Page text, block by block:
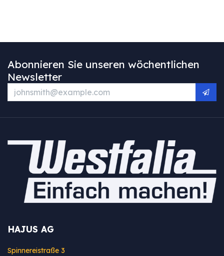
Abonnieren Sie unseren wöchentlichen
Newsletter
HAJUS AG
Spinnereistraße 3